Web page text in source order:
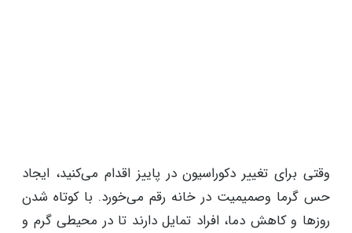
وقتی برای تغییر دکوراسیون در پاییز اقدام می‌کنید، ایجاد
حس گرما وصمیمیت در خانه رقم می‌خورد. با کوتاه شدن
روزها و کاهش دما، افراد تمایل دارند تا در محیطی گرم و